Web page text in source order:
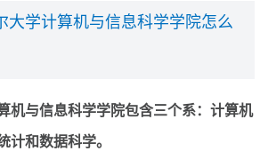
留学生活
学计算机与信息科学学院怎么
与信息科学学院包含三个系：计算机
计和数据科学。